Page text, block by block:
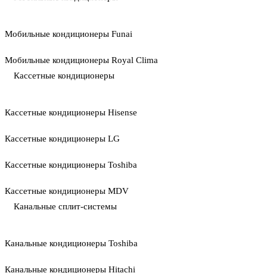
Мобильные кондиционеры Funai
Мобильные кондиционеры Royal Clima
Кассетные кондиционеры
Кассетные кондиционеры Hisense
Кассетные кондиционеры LG
Кассетные кондиционеры Toshiba
Кассетные кондиционеры MDV
Канальные сплит-системы
Канальные кондиционеры Toshiba
Канальные кондиционеры Hitachi